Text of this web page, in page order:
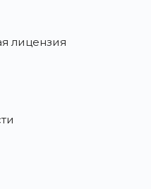
лицензия